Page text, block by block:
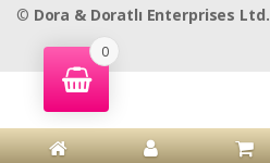
© Dora & Doratlı Enterprises Ltd.
0